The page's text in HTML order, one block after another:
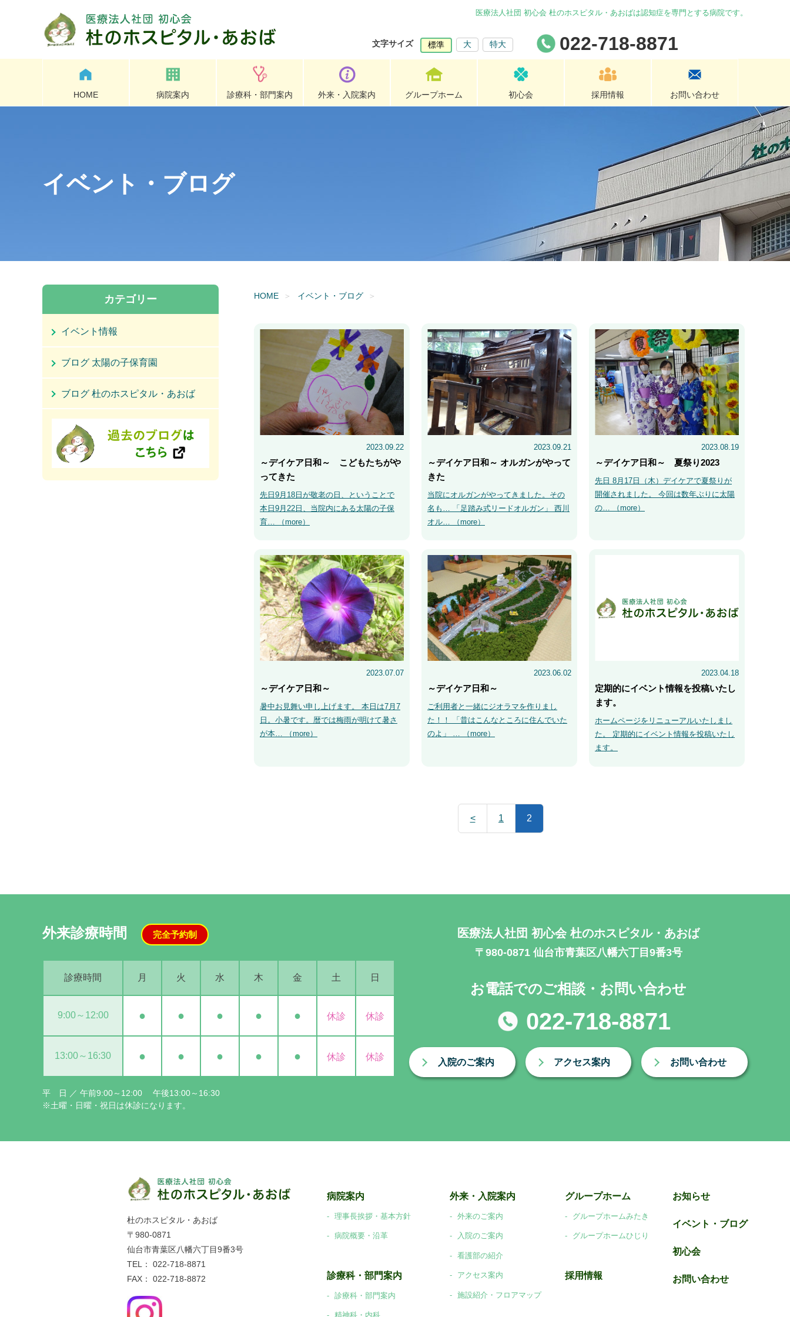
医療法人社団 初心会 杜のホスピタル・あおばは認知症を専門とする病院です。
文字サイズ 標準 大 特大 022-718-8871
HOME 病院案内 診療科・部門案内 外来・入院案内 グループホーム 初心会 採用情報 お問い合わせ
イベント・ブログ
HOME イベント・ブログ
カテゴリー
イベント情報
ブログ 太陽の子保育園
ブログ 杜のホスピタル・あおば
2023.09.22
～デイケア日和～ こどもたちがや
ってきた
先日9月18日が敬老の日、ということで
本日9月22日、当院内にある太陽の子保
育… （more）
2023.09.21
～デイケア日和～ オルガンがやって
きた
当院にオルガンがやってきました。その
名も… 「足踏み式リードオルガン」 西川
オル… （more）
2023.08.19
～デイケア日和～ 夏祭り2023
先日 8月17日（木）デイケアで夏祭りが
開催されました。 今回は数年ぶりに太陽
の… （more）
2023.07.07
～デイケア日和～
暑中お見舞い申し上げます。 本日は7月7
日。小暑です。暦では梅雨が明けて暑さ
が本… （more）
2023.06.02
～デイケア日和～
ご利用者と一緒にジオラマを作りまし
た！！ 「昔はこんなところに住んでいた
のよ」 … （more）
2023.04.18
定期的にイベント情報を投稿いたし
ます。
ホームページをリニューアルいたしまし
た。 定期的にイベント情報を投稿いたし
ます。
< 1 2
外来診療時間 完全予約制
診療時間 月 火 水 木 金 土 日
9:00～12:00 ● ● ● ● ● 休診 休診
13:00～16:30 ● ● ● ● ● 休診 休診
平 日 ／ 午前9:00～12:00 午後13:00～16:30
※土曜・日曜・祝日は休診になります。
医療法人社団 初心会 杜のホスピタル・あおば
〒980-0871 仙台市青葉区八幡六丁目9番3号
お電話でのご相談・お問い合わせ
022-718-8871
入院のご案内 アクセス案内 お問い合わせ
病院案内
理事長挨拶・基本方針
病院概要・沿革
診療科・部門案内
診療科・部門案内
精神科・内科
外来・入院案内
外来のご案内
入院のご案内
看護部の紹介
アクセス案内
施設紹介・フロアマップ
グループホーム
グループホームみたき
グループホームひじり
採用情報
お知らせ
イベント・ブログ
初心会
お問い合わせ
杜のホスピタル・あおば
〒980-0871
仙台市青葉区八幡六丁目9番3号
TEL： 022-718-8871
FAX： 022-718-8872